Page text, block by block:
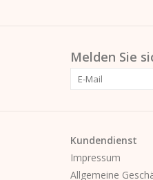
Melden Sie
Kundendienst
Impressum
Allgemeine